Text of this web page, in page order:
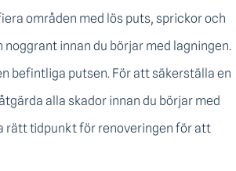
områden med lös puts, sprickor och
innan du börjar med lagningen.
befintliga putsen. För att säkerställa en
alla skador innan du börjar med
rätt tidpunkt för renoveringen för att